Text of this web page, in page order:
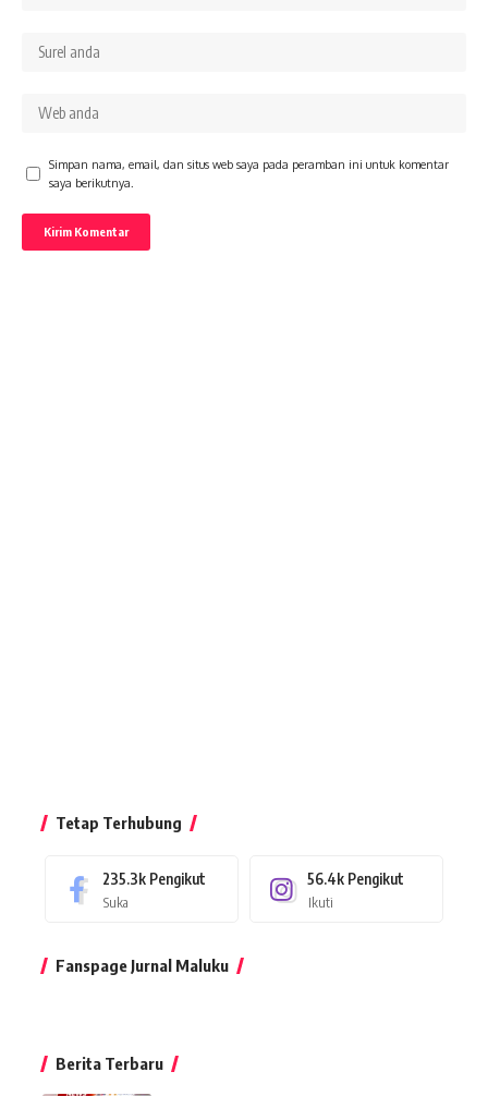
Simpan nama, email, dan situs web saya pada peramban ini untuk komentar
saya berikutnya.
Tetap Terhubung
235.3k Pengikut
Suka
56.4k Pengikut
Ikuti
Fanspage Jurnal Maluku
Berita Terbaru